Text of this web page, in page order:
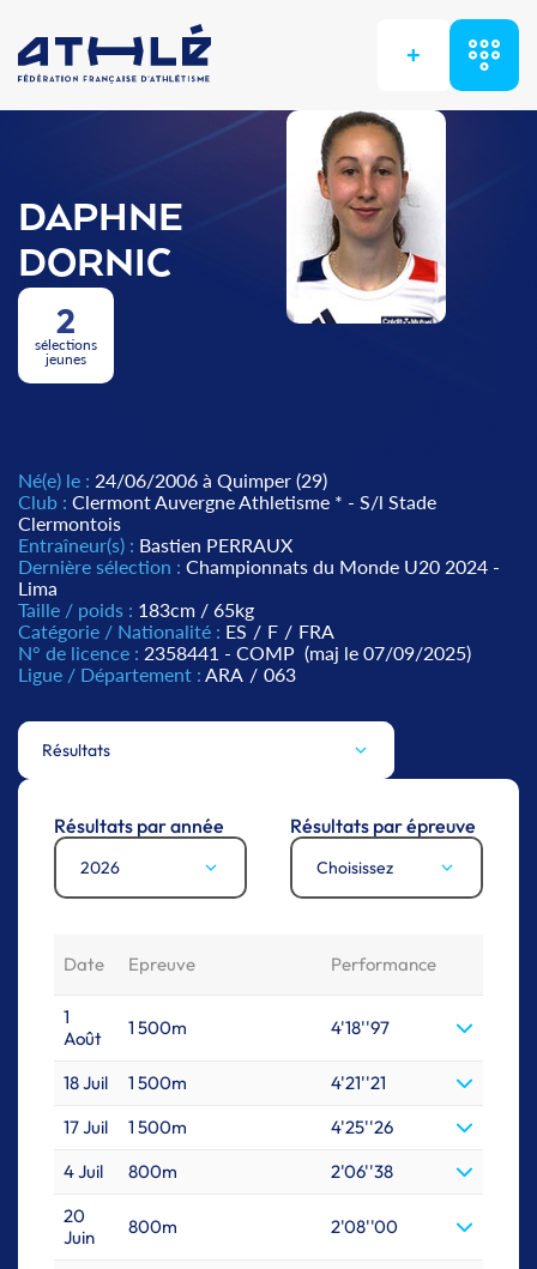
+
DAPHNE
DORNIC
2
sélections
jeunes
Né(e) le : 24/06/2006 à Quimper (29)
Club : Clermont Auvergne Athletisme * - S/l Stade
Clermontois
Entraîneur(s) : Bastien PERRAUX
Dernière sélection : Championnats du Monde U20 2024 -
Lima
Taille / poids : 183cm / 65kg
Catégorie / Nationalité : ES / F / FRA
N° de licence : 2358441 - COMP (maj le 07/09/2025)
Ligue / Département : ARA / 063
Résultats
Résultats par année
2026
Résultats par épreuve
Choisissez
Date Epreuve Performance
1
Août
1 500m 4'18''97
18 Juil 1 500m
4'21''21
17 Juil
1 500m
4'25''26
4 Juil
800m
2'06''38
20
Juin
800m 2'08''00